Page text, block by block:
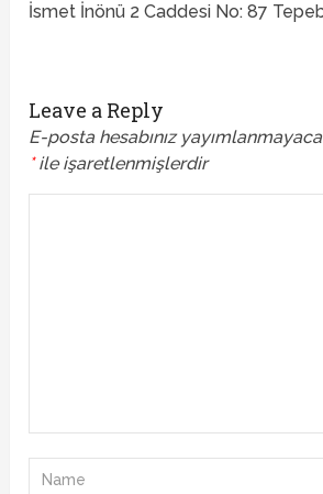
İsmet İnönü 2 Caddesi No: 87
Leave a Reply
E-posta hesabınız
*ile işaretlenmişlerdir